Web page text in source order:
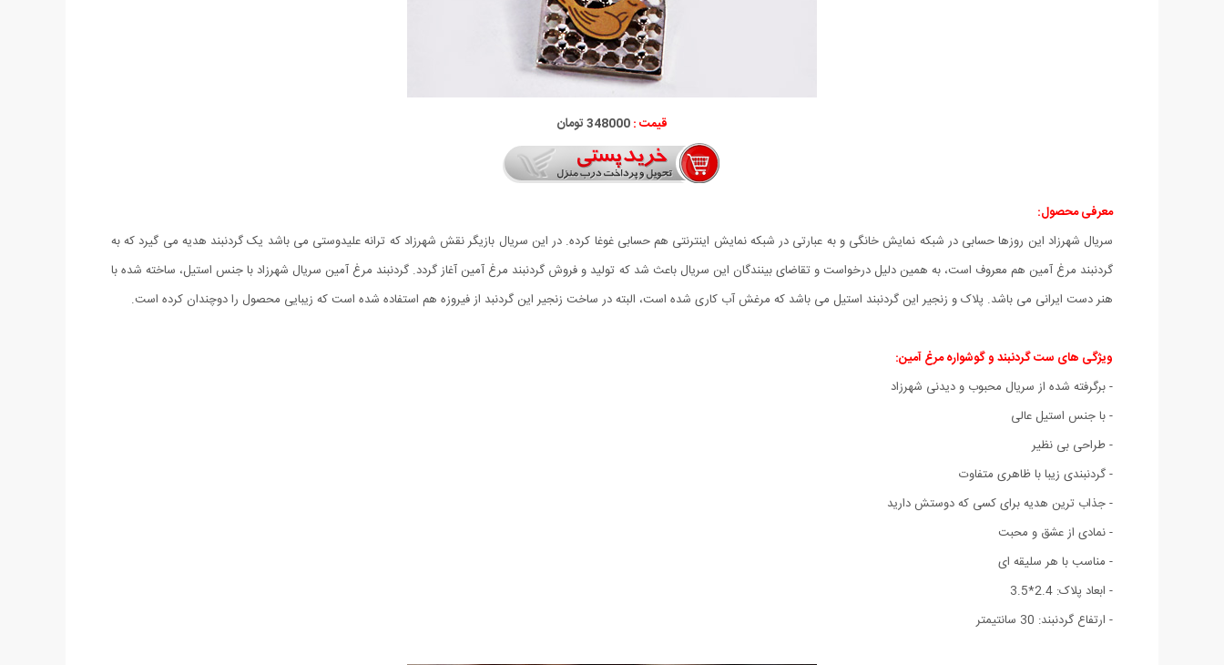
قیمت :348000 تومان
معرفی محصول:
سریال شهرزاد این روزها حسابی در شبکه نمایش خانگی و به عبارتی در شبکه نمایش اینترنتی هم حسابی غوغا کرده. در این سریال بازیگر نقش شهرزاد که ترانه علیدوستی می باشد یک گردنبند هدیه می گیرد که به
گردنبند مرغ آمین هم معروف است، به همین دلیل درخواست و تقاضای بینندگان این سریال باعث شد که تولید و فروش گردنبند مرغ آمین آغاز گردد. گردنبند مرغ آمین سریال شهرزاد با جنس استیل، ساخته شده با
هنر دست ایرانی می باشد. پلاک و زنجیر این گردنبند استیل می باشد که مرغش آب کاری شده است، البته در ساخت زنجیر این گردنبد از فیروزه هم استفاده شده است که زیبایی محصول را دوچندان کرده است.
ویژگی های ست گردنبند و گوشواره مرغ آمين:
- برگرفته شده از سریال محبوب و دیدنی شهرزاد
- با جنس استیل عالی
- طراحی بی نظیر
- گردنبندی زیبا با ظاهری متفاوت
- جذاب ترین هدیه برای کسی که دوستش دارید
- نمادی از عشق و محبت
- مناسب با هر سلیقه ای
- ابعاد پلاک: 2.4*3.5
- ارتفاع گردنبند: 30 سانتیمتر